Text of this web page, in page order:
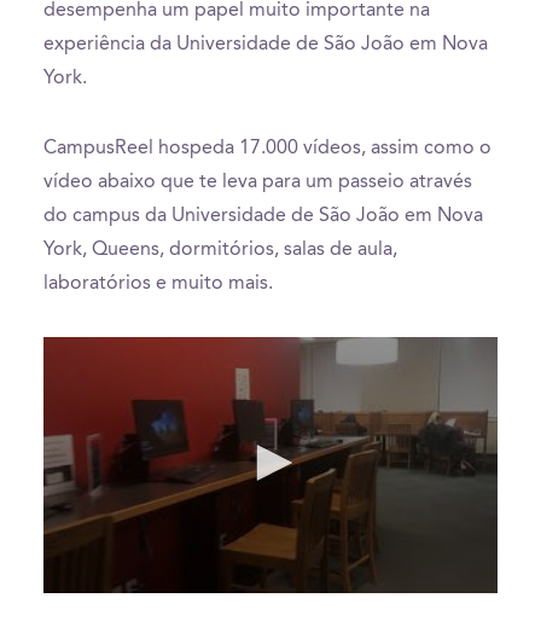
desempenha um papel muito importante na
experiência da Universidade de São João em Nova
York.
CampusReel hospeda 17.000 vídeos, assim como o
vídeo abaixo que te leva para um passeio através
do campus da Universidade de São João em Nova
York, Queens, dormitórios, salas de aula,
laboratórios e muito mais.